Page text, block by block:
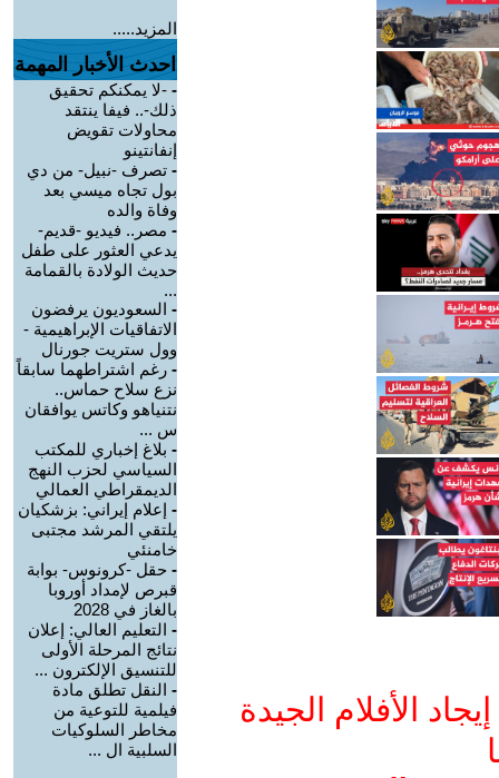
الأفلام الجيدة
المزيد.....
احدث الأخبار المهمة
- -لا يمكنكم تحقيق
ذلك-.. فيفا ينتقد
محاولات تقويض
إنفانتينو
- تصرف -نبيل- من دي
بول تجاه ميسي بعد
وفاة والده
- مصر.. فيديو -قديم-
يدعي العثور على طفل
حديث الولادة بالقمامة
...
- السعوديون يرفضون
الاتفاقيات الإبراهيمية -
وول ستريت جورنال
- رغم اشتراطهما سابقاً
نزع سلاح حماس..
نتنياهو وكاتس يوافقان
س ...
- بلاغ إخباري للمكتب
السياسي لحزب النهج
الديمقراطي العمالي
- إعلام إيراني: بزشكيان
يلتقي المرشد مجتبى
خامنئي
- حقل -كرونوس- بوابة
قبرص لإمداد أوروبا
بالغاز في 2028
- التعليم العالي: إعلان
نتائج المرحلة الأولى
للتنسيق الإلكترون ...
- النقل تطلق مادة
فيلمية للتوعية من
مخاطر السلوكيات
السلبية ال ...